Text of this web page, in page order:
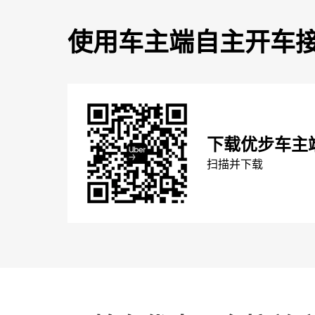
使用车主端自主开车
下载优步车主
扫描并下载